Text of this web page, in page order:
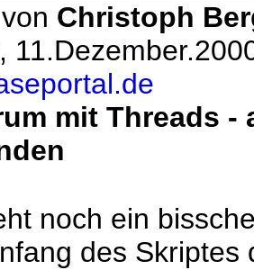
Christoph
mit Threads -
noch ein
des Skriptes